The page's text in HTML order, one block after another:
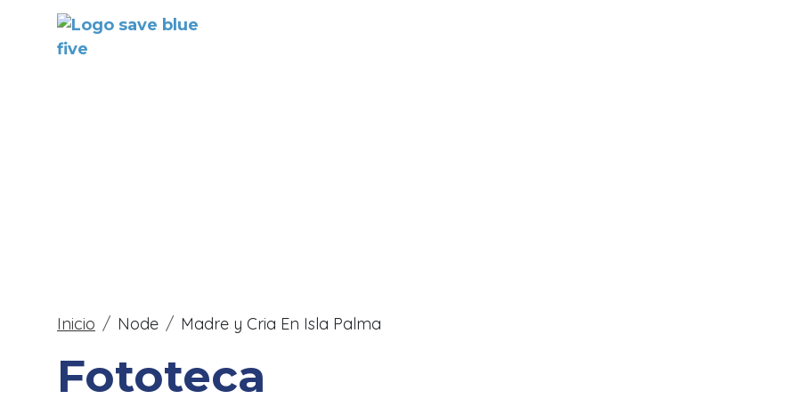
Skip to main content
Breadcrumb
Inicio Node Madre y Cria En Isla Palma
Fototeca